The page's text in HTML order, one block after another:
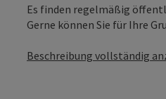
Es finden regelmäßig
Gerne können Sie für Ihre
Beschreibung vollständig